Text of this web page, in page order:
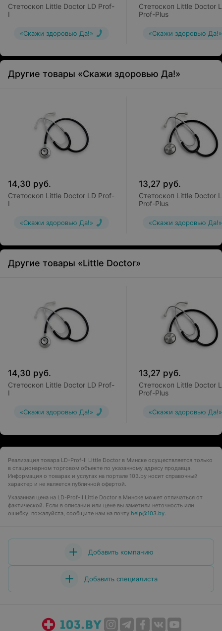
Стетоскоп Little Doctor LD Prof-
I
«Скажи здоровью Да!»
Стетоскоп Little Doctor
Prof-Plus
«Скажи здоровью Да!»
Другие товары «Скажи здоровью Да!»
14,30 руб.
Стетоскоп Little Doctor LD Prof-
I
«Скажи здоровью Да!»
13,27 руб.
Стетоскоп Little Doctor
Prof-Plus
«Скажи здоровью Да!»
Другие товары «Little Doctor»
14,30 руб.
Стетоскоп Little Doctor LD Prof-
I
«Скажи здоровью Да!»
13,27 руб.
Стетоскоп Little Doctor
Prof-Plus
«Скажи здоровью Да!»
Реализация товара LD-Prof-II Little Doctor в Минске осуществляется только
в стационарном торговом объекте по указанному адресу продавца.
Информация о товарах и услугах на портале 103.by носит справочный
характер и не является публичной офертой.
Указанная цена на LD-Prof-II Little Doctor в Минске может отличаться от
фактической. Если в описании или цене вы заметили неточность или
ошибку, пожалуйста, сообщите нам на почту help@103.by.
Добавить компанию
Добавить специалиста